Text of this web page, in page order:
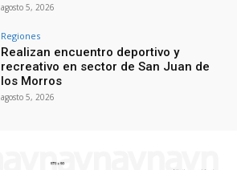
agosto 5, 2026
Regiones
Realizan encuentro deportivo y
recreativo en sector de San Juan de
los Morros
agosto 5, 2026